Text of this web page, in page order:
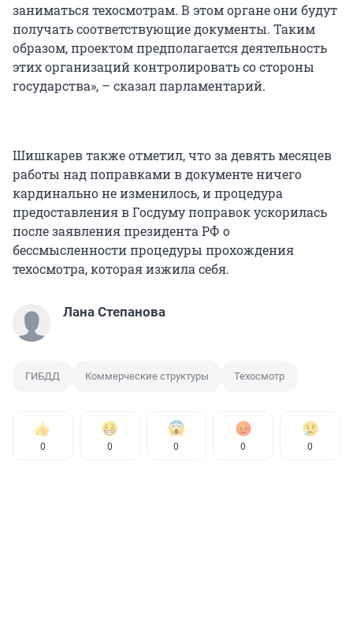
заниматься техосмотрам. В этом органе они будут
получать соответствующие документы. Таким
образом, проектом предполагается деятельность
этих организаций контролировать со стороны
государства», – сказал парламентарий.
Шишкарев также отметил, что за девять месяцев
работы над поправками в документе ничего
кардинально не изменилось, и процедура
предоставления в Госдуму поправок ускорилась
после заявления президента РФ о
бессмысленности процедуры прохождения
техосмотра, которая изжила себя.
Лана Степанова
ГИБДД Коммерческие структуры Техосмотр
0 0 0 0 0